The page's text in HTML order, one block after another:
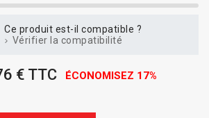
Ce produit est-il compatible ?
Vérifier la compatibilité
€ TTC ÉCONOMISEZ 17%